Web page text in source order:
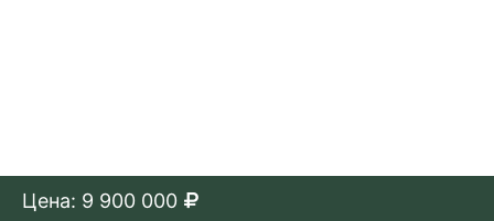
Цена: 9 900 000